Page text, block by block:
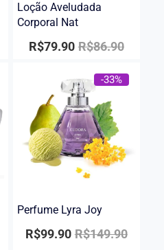
Loção Aveludada
Corporal Nat
R$86.90
R$79.90
-33%
Perfume Lyra Joy
R$149.90
R$99.90